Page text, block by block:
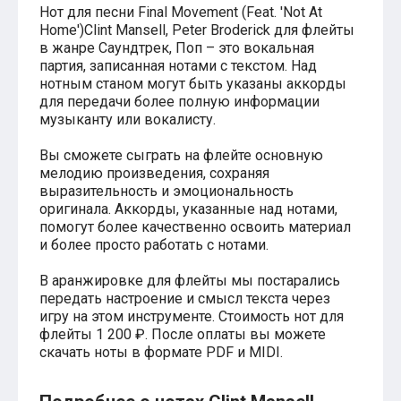
Хатико
Реквием по мечте
Пираты Карибского моря
Сумерки
Величайший шоумен
Звездные войны
Ла ла Ленд
Бумер
Аладдин (2019)
Король лев (2019)
Брат-2
Властелин колец: Братство Кольца
Гордость и предубеждение
Классическая музыка
Времена года - Вивальди
Времена года - Чайковский
Сонаты Бетховена
Ноты для вальса
Из мультфильмов
Холодное сердце
Нот для песни Final Movement (Feat. 'Not At
Home')Clint Mansell, Peter Broderick для флейты
в жанре Саундтрек, Поп – это вокальная
партия, записанная нотами с текстом. Над
нотным станом могут быть указаны аккорды
для передачи более полную информации
музыканту или вокалисту.
Вы сможете сыграть на флейте основную
мелодию произведения, сохраняя
выразительность и эмоциональность
оригинала. Аккорды, указанные над нотами,
помогут более качественно освоить материал
и более просто работать с нотами.
В аранжировке для флейты мы постарались
передать настроение и смысл текста через
игру на этом инструменте. Стоимость нот для
флейты 1 200 ₽. После оплаты вы можете
скачать ноты в формате PDF и MIDI.